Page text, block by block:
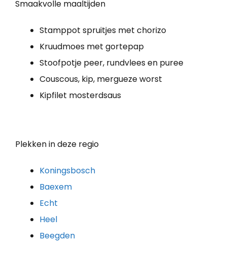
Smaakvolle maaltijden
Stamppot spruitjes met chorizo
Kruudmoes met gortepap
Stoofpotje peer, rundvlees en puree
Couscous, kip, mergueze worst
Kipfilet mosterdsaus
Plekken in deze regio
Koningsbosch
Baexem
Echt
Heel
Beegden